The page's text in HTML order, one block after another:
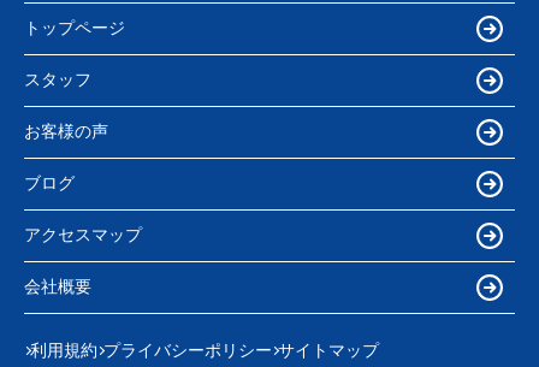
トップページ
スタッフ
お客様の声
ブログ
アクセスマップ
会社概要
利用規約 プライバシーポリシー サイトマップ